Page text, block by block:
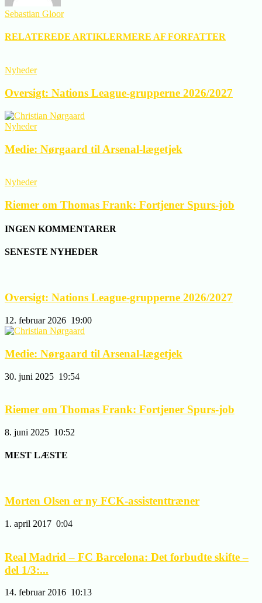
Sebastian Gloor
RELATEREDE ARTIKLERMERE AF FORFATTER
Nyheder
Oversigt: Nations League-grupperne 2026/2027
Nyheder
Medie: Nørgaard til Arsenal-lægetjek
Nyheder
Riemer om Thomas Frank: Fortjener Spurs-job
INGEN KOMMENTARER
SENESTE NYHEDER
Oversigt: Nations League-grupperne 2026/2027
12. februar 2026 19:00
Medie: Nørgaard til Arsenal-lægetjek
30. juni 2025 19:54
Riemer om Thomas Frank: Fortjener Spurs-job
8. juni 2025 10:52
MEST LÆSTE
Morten Olsen er ny FCK-assistenttræner
1. april 2017 0:04
Real Madrid – FC Barcelona: Det forbudte skifte –
del 1/3:...
14. februar 2016 10:13